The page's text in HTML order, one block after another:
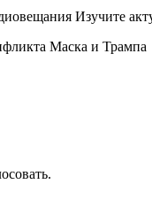
Изучите